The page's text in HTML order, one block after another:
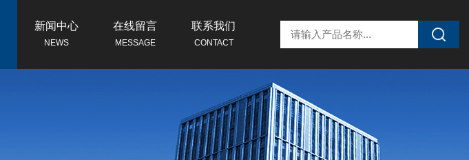
新闻中心
NEWS
在线留言
MESSAGE
联系我们
CONTACT